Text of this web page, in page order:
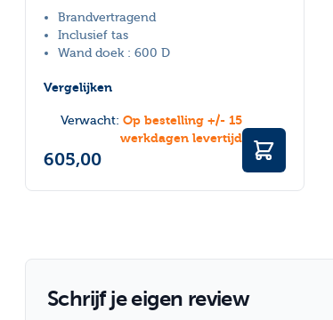
Brandvertragend
Inclusief tas
Wand doek : 600 D
Vergelijken
Verwacht: Op bestelling +/- 15
werkdagen levertijd
605,00
Schrijf je eigen review